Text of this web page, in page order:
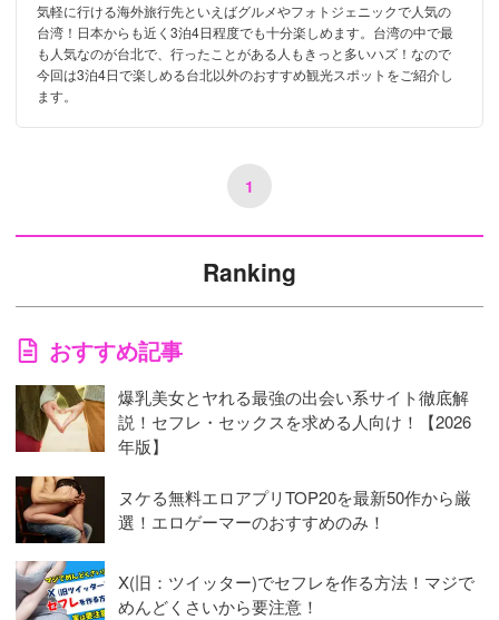
気軽に行ける海外旅行先といえばグルメやフォトジェニックで人気の
台湾！日本からも近く3泊4日程度でも十分楽しめます。台湾の中で最
も人気なのが台北で、行ったことがある人もきっと多いハズ！なので
今回は3泊4日で楽しめる台北以外のおすすめ観光スポットをご紹介し
ます。
1
Ranking
おすすめ記事
爆乳美女とヤれる最強の出会い系サイト徹底解
説！セフレ・セックスを求める人向け！【2026
年版】
ヌケる無料エロアプリTOP20を最新50作から厳
選！エロゲーマーのおすすめのみ！
X(旧：ツイッター)でセフレを作る方法！マジで
めんどくさいから要注意！